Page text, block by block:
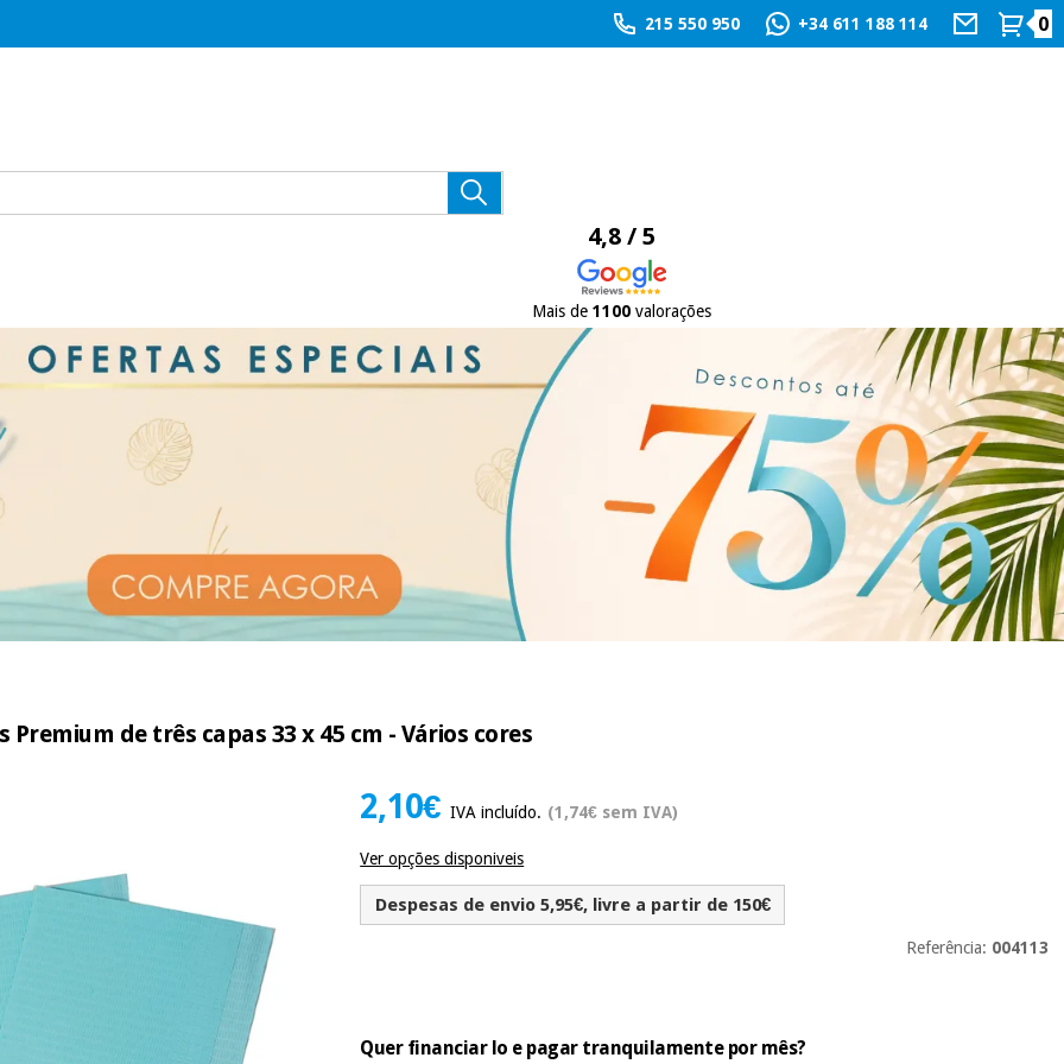
215 550 950 +34 611 188 114 0
4,8 / 5
Mais de 1100valorações
de três capas 33 x 45 cm - Vários cores
2,10€IVA incluído. (1,74€ sem IVA)
Ver opções disponiveis
Despesas de envio 5,95€, livre a partir de 150€
Referência: 004113
Quer financiar lo e pagar tranquilamente por mês?